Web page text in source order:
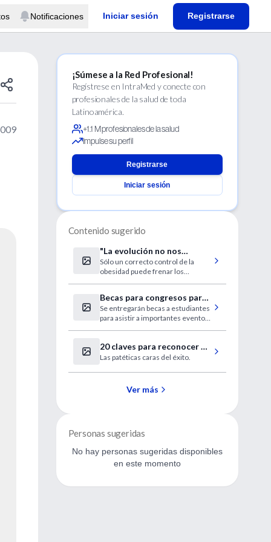
Notificaciones Iniciar sesión Registrarse
¡Súmese a la Red Profesional!
Regístrese en IntraMed y conecte con
profesionales de la salud de toda
Latinoamérica.
+1.1 M profesionales de la salud
Impulse su perfil
Registrarse
Iniciar sesión
Contenido sugerido
"La evolución no nos
preparó para la abundancia
de comida"
Sólo un correcto control de la
obesidad puede frenar los
Becas para congresos para
estudiantes de Medicina
Se entregarán becas a estudiantes
para asistir a importantes eventos
20 claves para reconocer a
un imbécil (en medicina)
Las patéticas caras del éxito.
Ver más
Personas sugeridas
No hay personas sugeridas disponibles
en este momento